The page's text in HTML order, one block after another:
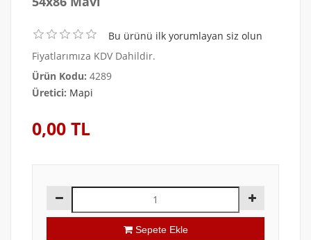
Bu ürünü ilk yorumlayan siz olun
Fiyatlarımıza KDV Dahildir.
Ürün Kodu: 4289
Üretici: Mapi
0,00 TL
Sepete Ekle